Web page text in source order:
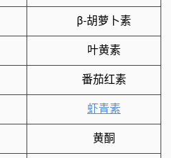
β-胡萝卜素
叶黄素
番茄红素
虾青素
黄酮